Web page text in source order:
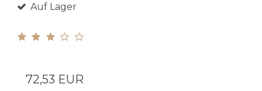
Auf Lager
72,53 EUR